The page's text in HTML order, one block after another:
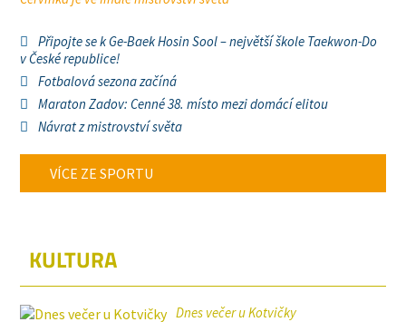
Připojte se k Ge-Baek Hosin Sool – největší škole Taekwon-Do
v České republice!
Fotbalová sezona začíná
Maraton Zadov: Cenné 38. místo mezi domácí elitou
Návrat z mistrovství světa
VÍCE ZE SPORTU
KULTURA
Dnes večer u Kotvičky